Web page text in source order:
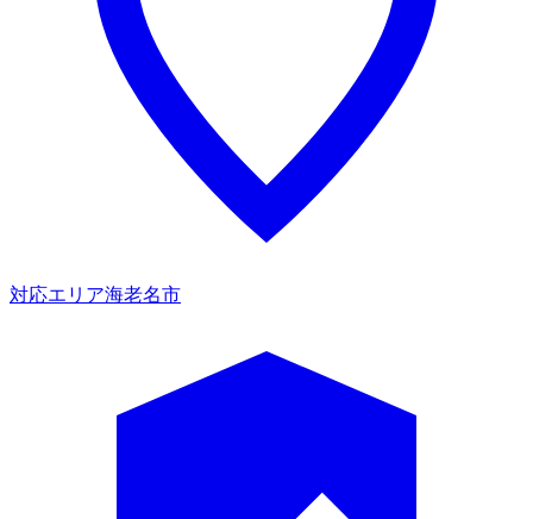
対応エリア海老名市